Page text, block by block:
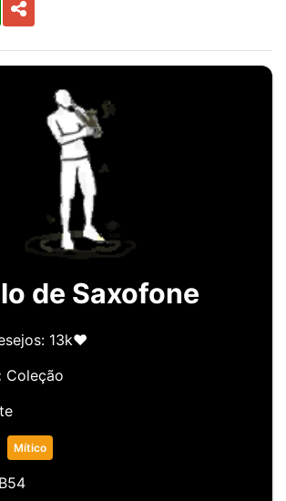
de Saxofone
13k❤️
Coleção
Mítico